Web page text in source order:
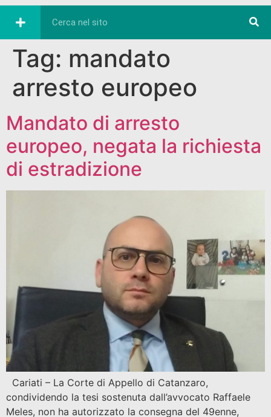
Tag: mandato
arresto europeo
Mandato di arresto
europeo, negata la richiesta
di estradizione
Cariati – La Corte di Appello di Catanzaro,
condividendo la tesi sostenuta dall’avvocato Raffaele
Meles, non ha autorizzato la consegna del 49enne,